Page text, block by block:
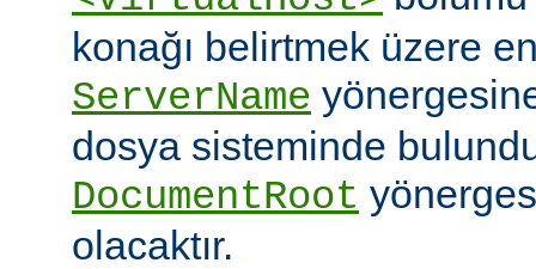
konağı belirtmek üzere
ServerName
dosya sisteminde
DocumentRoot
olacaktır.